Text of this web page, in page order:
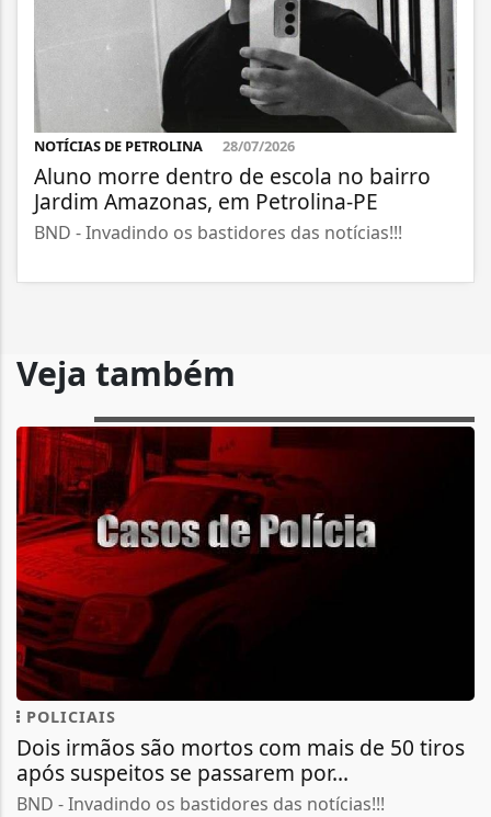
NOTÍCIAS DE PETROLINA 28/07/2026
Aluno morre dentro de escola no bairro
Jardim Amazonas, em Petrolina-PE
BND - Invadindo os bastidores das notícias!!!
Veja também
POLICIAIS
Dois irmãos são mortos com mais de 50 tiros
após suspeitos se passarem por...
BND - Invadindo os bastidores das notícias!!!